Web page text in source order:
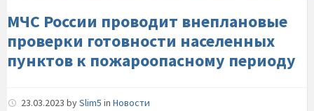
пунктов-
к-
пожароопасному-
периоду
МЧС России проводит внеплановые
проверки готовности населенных
пунктов к пожароопасному периоду
23.03.2023 bySlim5 in Новости